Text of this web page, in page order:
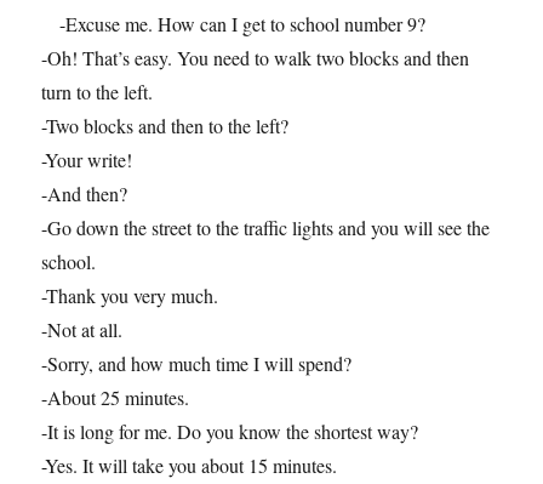
-Excuse me. How can I get to school number 9?
-Oh! That’s easy. You need to walk two blocks and then
turn to the left.
-Two blocks and then to the left?
-Your write!
-And then?
-Go down the street to the traffic lights and you will see the
school.
-Thank you very much.
-Not at all.
-Sorry, and how much time I will spend?
-About 25 minutes.
-It is long for me. Do you know the shortest way?
-Yes. It will take you about 15 minutes.